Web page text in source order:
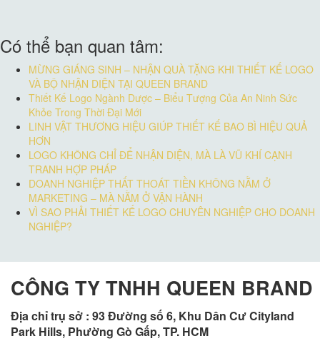
Có thể bạn quan tâm:
MỪNG GIÁNG SINH – NHẬN QUÀ TẶNG KHI THIẾT KẾ LOGO
VÀ BỘ NHẬN DIỆN TẠI QUEEN BRAND
Thiết Kế Logo Ngành Dược – Biểu Tượng Của An Ninh Sức
Khỏe Trong Thời Đại Mới
LINH VẬT THƯƠNG HIỆU GIÚP THIẾT KẾ BAO BÌ HIỆU QUẢ
HƠN
LOGO KHÔNG CHỈ ĐỂ NHẬN DIỆN, MÀ LÀ VŨ KHÍ CẠNH
TRANH HỢP PHÁP
DOANH NGHIỆP THẤT THOÁT TIỀN KHÔNG NẰM Ở
MARKETING – MÀ NẰM Ở VẬN HÀNH
VÌ SAO PHẢI THIẾT KẾ LOGO CHUYÊN NGHIỆP CHO DOANH
NGHIỆP?
CÔNG TY TNHH QUEEN BRAND
Địa chỉ trụ sở : 93 Đường số 6, Khu Dân Cư Cityland
Park Hills, Phường Gò Gấp, TP. HCM